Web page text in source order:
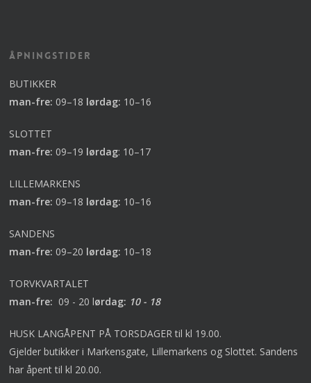
Åpningstider
BUTIKKER
man-fre: 09–18 lørdag: 10–16
SLOTTET
man-fre: 09–19 lørdag: 10–17
LILLEMARKENS
man-fre: 09–18 lørdag: 10–16
SANDENS
man-fre: 09–20 lørdag: 10–18
TORVKVARTALET
man-fre: 09 - 20 lørdag: 10 - 18
HUSK LANGÅPENT PÅ TORSDAGER til kl 19.00.
Gjelder butikker i Markensgate, Lillemarkens og Slottet. Sandens
har åpent til kl 20.00.